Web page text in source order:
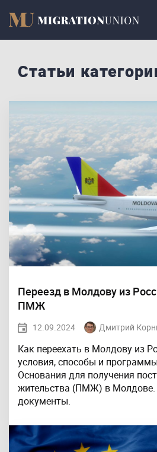
Статьи
Переезд в Молдову из
ПМЖ
12.09.2024 Дмитрий
Как переехать в Молдову из
условия, способы и
Основания для получения
жительства (ПМЖ) в
документы.